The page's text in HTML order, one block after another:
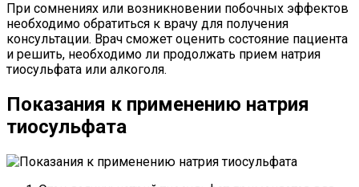
При сомнениях или возникновении побочных эффектов
необходимо обратиться к врачу для получения
консультации. Врач сможет оценить состояние пациента
и решить, необходимо ли продолжать прием натрия
тиосульфата или алкоголя.
Показания к применению натрия
тиосульфата